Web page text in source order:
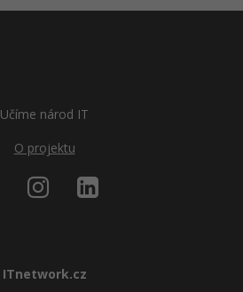
Učíme národ IT
O projektu
ITnetwork.cz